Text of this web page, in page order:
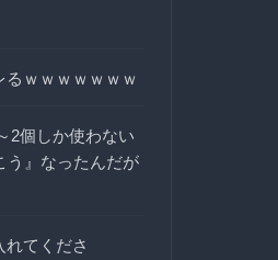
るｗｗｗｗｗｗｗ
2個しか使わない
』なったんだが
てくださ